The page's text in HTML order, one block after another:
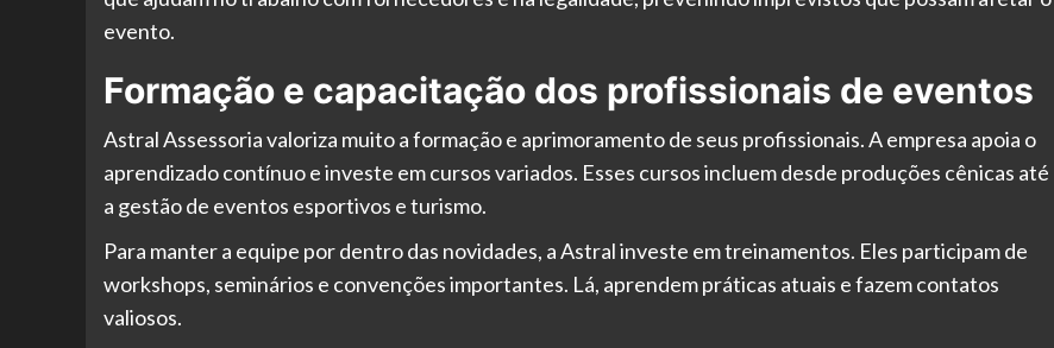
evento.
Formação e capacitação dos profissionais de eventos
Astral Assessoria valoriza muito a formação e aprimoramento de seus profissionais. A empresa apoia o
aprendizado contínuo e investe em cursos variados. Esses cursos incluem desde produções cênicas até
a gestão de eventos esportivos e turismo.
Para manter a equipe por dentro das novidades, a Astral investe em treinamentos. Eles participam de
workshops, seminários e convenções importantes. Lá, aprendem práticas atuais e fazem contatos
valiosos.